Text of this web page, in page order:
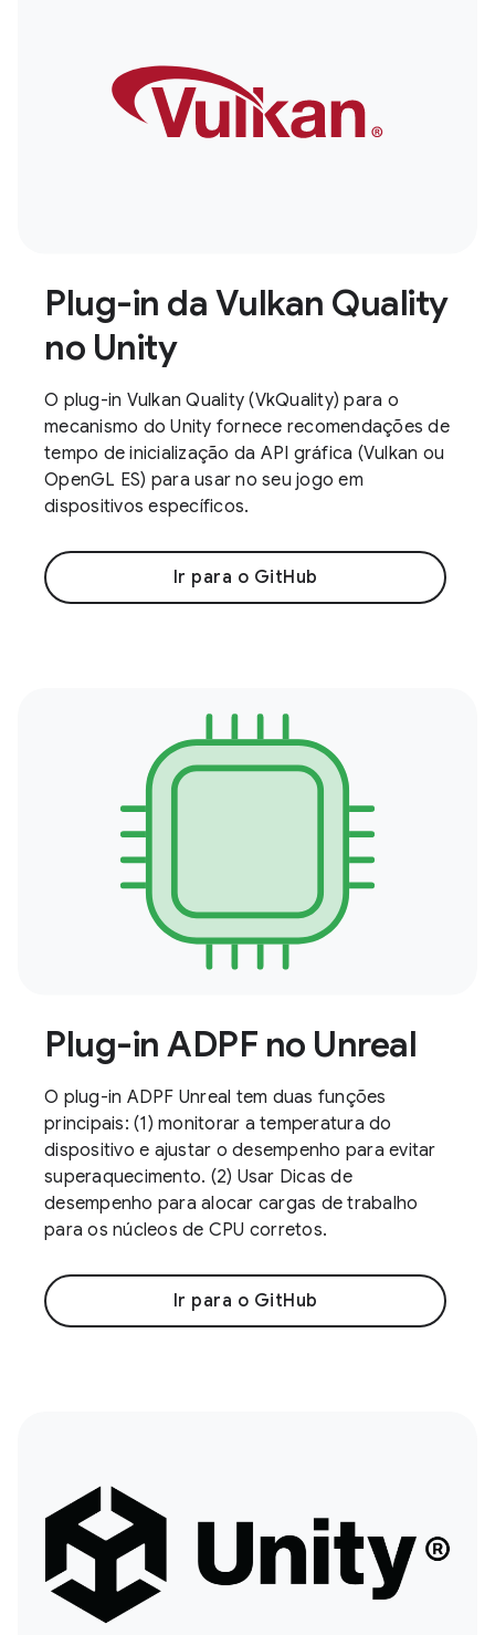
Plug-in da Vulkan Quality
no Unity
O plug-in Vulkan Quality (VkQuality) para o
mecanismo do Unity fornece recomendações de
tempo de inicialização da API gráfica (Vulkan ou
OpenGL ES) para usar no seu jogo em
dispositivos específicos.
Ir para o GitHub
Plug-in ADPF no Unreal
O plug-in ADPF Unreal tem duas funções
principais: (1) monitorar a temperatura do
dispositivo e ajustar o desempenho para evitar
superaquecimento. (2) Usar Dicas de
desempenho para alocar cargas de trabalho
para os núcleos de CPU corretos.
Ir para o GitHub